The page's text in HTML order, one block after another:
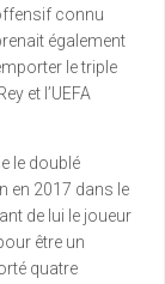
connu
également
le triple
et l’UEFA
le doublé
en 2017 dans le
de lui le joueur
être un
quatre